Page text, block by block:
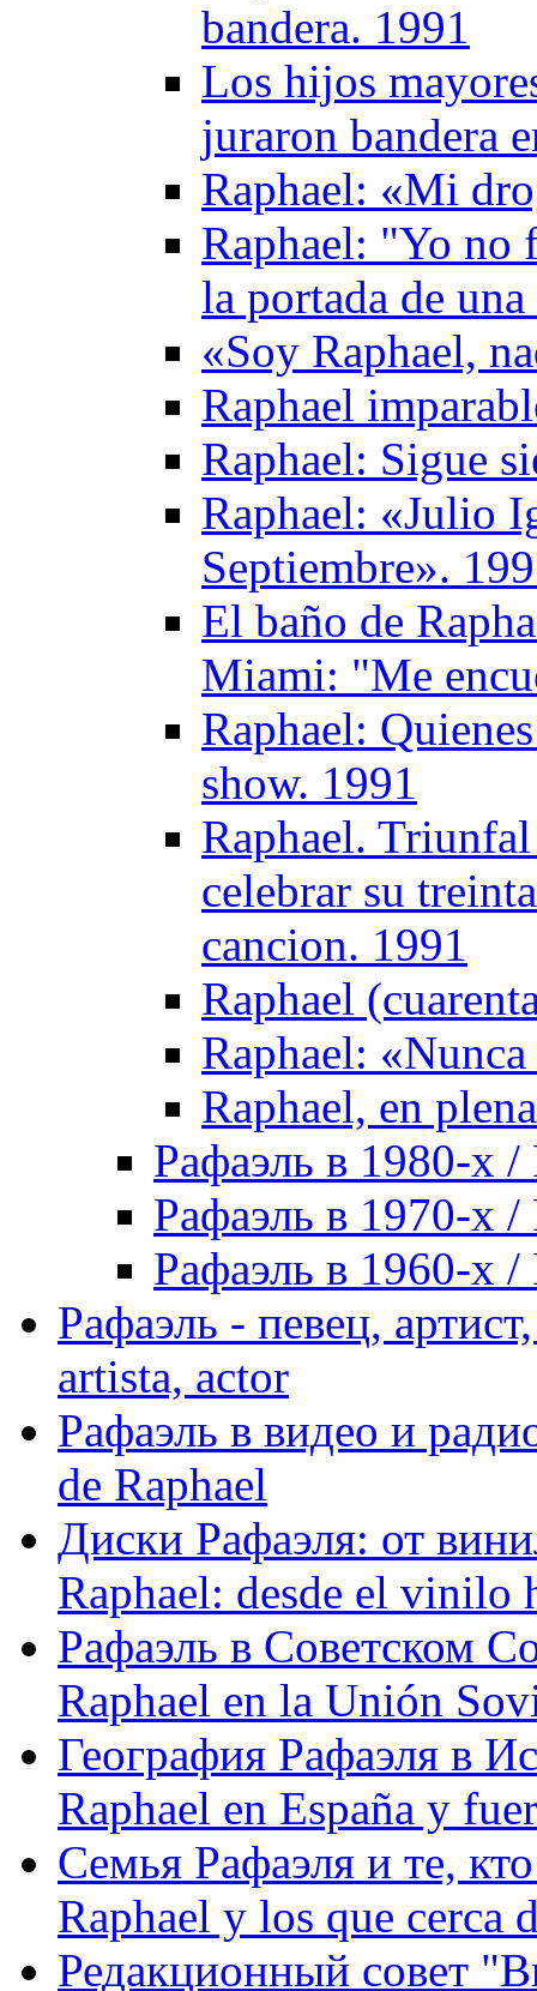
bandera. 1991
Los hijos
juraron bandera
Raphael: «Mi
Raphael: "Yo no
la portada de
«Soy Raphael,
Raphael
Raphael: Sigue
Raphael: «Julio
Septiembre».
El baño de
Miami: "Me
Raphael:
show. 1991
Raphael.
celebrar su
cancion. 1991
Raphael
Raphael:
Raphael, en
Рафаэль в 1980-х /
Рафаэль в 1970-х /
Рафаэль в 1960-х /
Рафаэль - певец,
artista, actor
Рафаэль в видео и
de Raphael
Диски Рафаэля: от
Raphael: desde el vinilo
Рафаэль в Советском
Raphael en la Unión
География Рафаэля в
Raphael en España y
Семья Рафаэля и те,
Raphael y los que cerca
Редакционный совет